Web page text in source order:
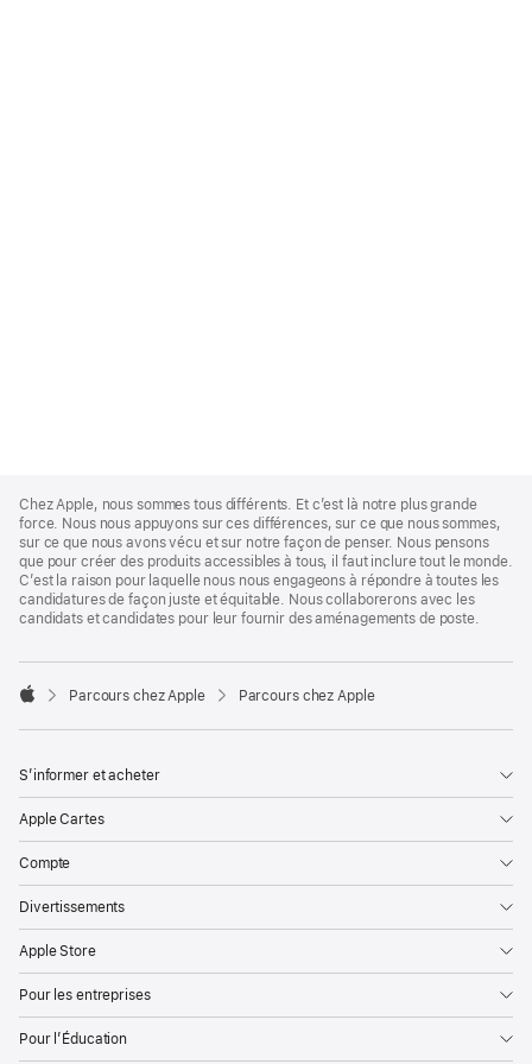
Footer
Chez Apple, nous sommes tous différents. Et c’est là notre plus grande
force. Nous nous appuyons sur ces différences, sur ce que nous sommes,
sur ce que nous avons vécu et sur notre façon de penser. Nous pensons
que pour créer des produits accessibles à tous, il faut inclure tout le monde.
C’est la raison pour laquelle nous nous engageons à répondre à toutes les
candidatures de façon juste et équitable. Nous collaborerons avec les
candidats et candidates pour leur fournir des aménagements de poste.

Parcours chez Apple Parcours chez Apple
S’informer et acheter
Apple Cartes
Compte
Divertissements
Apple Store
Pour les entreprises
Pour l’Éducation